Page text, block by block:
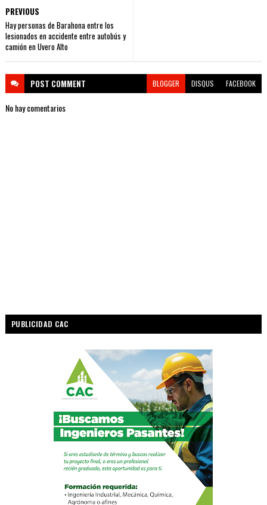
PREVIOUS
Hay personas de Barahona entre los
lesionados en accidente entre autobús y
camión en Uvero Alto
POST COMMENT BLOGGER DISQUS FACEBOOK
No hay comentarios
PUBLICIDAD CAC